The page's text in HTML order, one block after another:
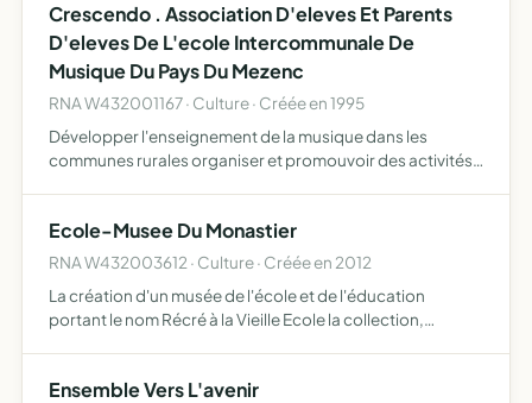
Crescendo . Association D'eleves Et Parents
D'eleves De L'ecole Intercommunale De
Musique Du Pays Du Mezenc
RNA W432001167 · Culture · Créée en 1995
Développer l'enseignement de la musique dans les
communes rurales organiser et promouvoir des activités
Ecole-Musee Du Monastier
RNA W432003612 · Culture · Créée en 2012
La création d'un musée de l'école et de l'éducation
portant le nom Récré à la Vieille Ecole la collection,
Ensemble Vers L'avenir